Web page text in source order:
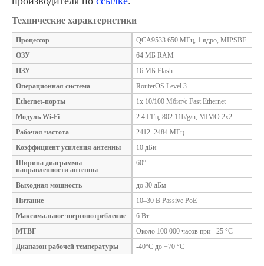
Технические характеристики
Процессор
QCA9533 650 МГц, 1 ядро, MIPSBE
ОЗУ
64 МБ RAM
ПЗУ
16 МБ Flash
Операционная система
RouterOS Level 3
Ethernet-порты
1х 10/100 Мбит/с Fast Ethernet
Модуль Wi-Fi
2.4 ГГц, 802.11b/g/n, MIMO 2x2
Рабочая частота
2412–2484 МГц
Коэффициент усиления антенны
10 дБи
Ширина диаграммы
направленности антенны
60°
Выходная мощность
до 30 дБм
Питание
10–30 В Passive PoE
Максимальное энергопотребление
6 Вт
MTBF
Около 100 000 часов при +25 °C
Диапазон рабочей температуры
-40°C до +70 °C